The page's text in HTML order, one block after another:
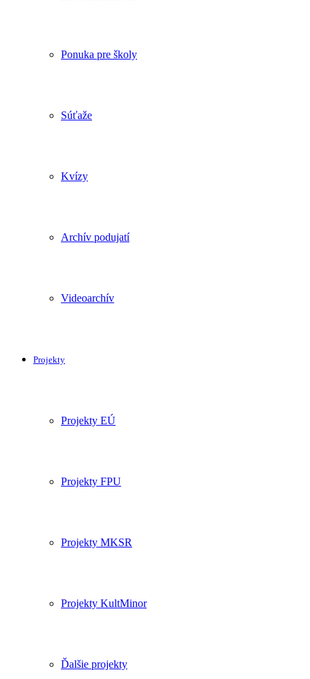
Ponuka pre školy
Súťaže
Kvízy
Archív podujatí
Videoarchív
Projekty
Projekty EÚ
Projekty FPU
Projekty MKSR
Projekty KultMinor
Ďalšie projekty